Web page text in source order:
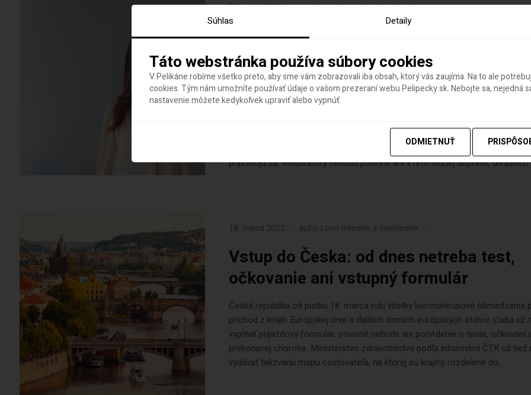
20. apríla 2022 autorLovci leteniek a dovoleniek
Respirátory a rúška končia v interiéri.
Ostávajú v sociálnych zariadeniach
a nemocniciach
Minister zdravotníctva po rokovaní vlády ohlásil ďalšie uvoľňovanie opatrení na
či zariadenia sociálnych služieb. Ruší sa aj karanténa po kontakte s pozitívnou
osobou. Zmena bude platiť od štvrtka 21. apríla. Vyhlášky ešte zverejnené nie
pripravujú sa. Respirátory nebudú povinné ani v hromadnej doprave,
18. marca 2022 autor Lovci leteniek a dovoleniek
Vstup do Česka: od dnes netreba test,
očkovanie ani vstupný formulár
Česká republika od piatku 18. marca ruší všetky koronavírusové obmedzenia
príchod z krajín Európskej únie a ďalších ôsmich európskych štátov. Ľudia už
vypĺňať príjazdový formulár, povinné nebude ani potvrdenie o teste, očkovaní
prekonanej chorobe. Ministerstvo zdravotníctva podľa informácií ČTK už tiež
vydávať takzvanú mapu cestovateľa, na ktorej sú krajiny rozdelené do...
Súhlas Detaily
Táto webstránka používa súbory cookies
V Pelikáne robíme všetko preto, aby sme vám zobrazovali iba obsah, ktorý vás zaujíma. Na to ale
cookies. Tým nám umožníte používať údaje o vašom prezeraní webu Pelipecky.sk. Nebojte sa, nejedná
nastavenie môžete kedykoľvek upraviť alebo vypnúť.
ODMIETNUŤ